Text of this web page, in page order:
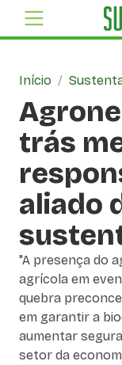
Início /
trás
aliado
"A presença do
agrícola em
quebra
em garantir a
aumentar
setor da